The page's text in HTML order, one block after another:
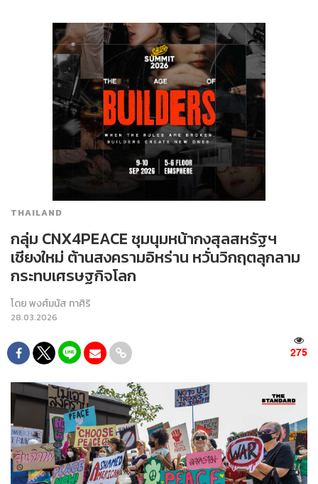
THAILAND
กลุ่ม CNX4PEACE ชุมนุมหน้ากงสุลสหรัฐฯ
เชียงใหม่ ต้านสงครามอิหร่าน หวั่นวิกฤตลุกลาม
กระทบเศรษฐกิจโลก
โดยพงศ์มนัส ทาศิริ
28.03.2026
275